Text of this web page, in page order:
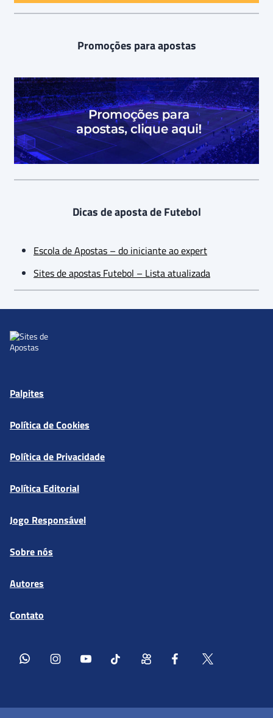
Promoções para apostas
Dicas de aposta de Futebol
Escola de Apostas – do iniciante ao expert
Sites de apostas Futebol – Lista atualizada
Palpites
Política de Cookies
Política de Privacidade
Política Editorial
Jogo Responsável
Sobre nós
Autores
Contato